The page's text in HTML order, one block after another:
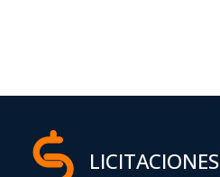
LICITACIONES